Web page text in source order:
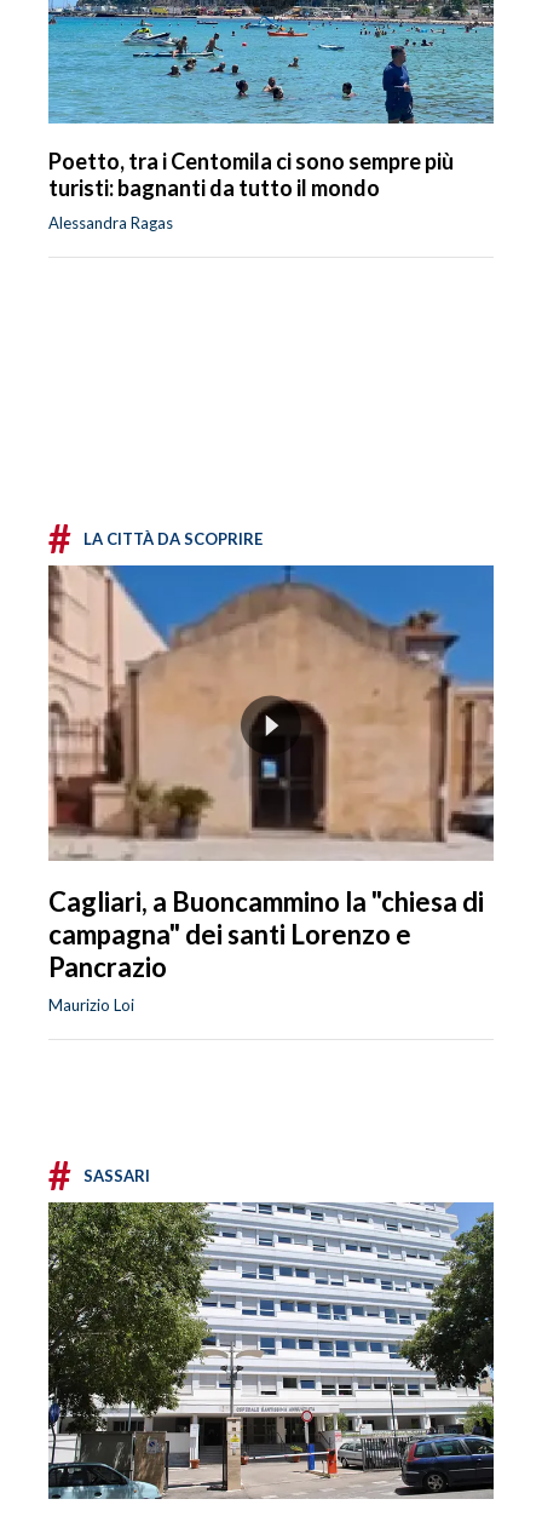
Poetto, tra i Centomila ci sono sempre più
turisti: bagnanti da tutto il mondo
Alessandra Ragas
# LA CITTÀ DA SCOPRIRE
Cagliari, a Buoncammino la "chiesa di
campagna" dei santi Lorenzo e
Pancrazio
Maurizio Loi
# SASSARI